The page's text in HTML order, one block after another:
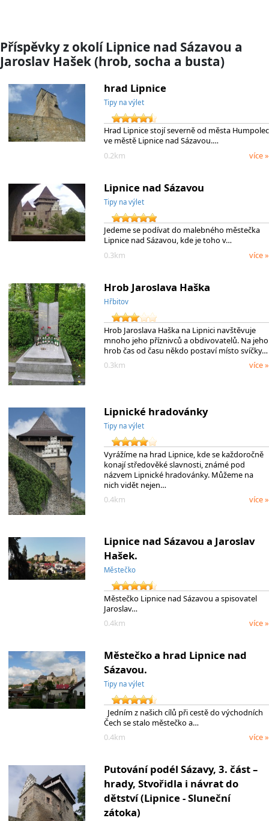
Příspěvky z okolí Lipnice nad Sázavou a
Jaroslav Hašek (hrob, socha a busta)
hrad Lipnice
Tipy na výlet
Hrad Lipnice stojí severně od města Humpolec
ve městě Lipnice nad Sázavou.…
0.2km
více »
Lipnice nad Sázavou
Tipy na výlet
Jedeme se podívat do malebného městečka
Lipnice nad Sázavou, kde je toho v…
0.3km
více »
Hrob Jaroslava Haška
Hřbitov
Hrob Jaroslava Haška na Lipnici navštěvuje
mnoho jeho příznivců a obdivovatelů. Na jeho
hrob čas od času někdo postaví místo svíčky…
0.3km
více »
Lipnické hradovánky
Tipy na výlet
Vyrážíme na hrad Lipnice, kde se každoročně
konají středověké slavnosti, známé pod
názvem Lipnické hradovánky. Můžeme na
nich vidět nejen…
0.4km
více »
Lipnice nad Sázavou a Jaroslav
Hašek.
Městečko
Městečko Lipnice nad Sázavou a spisovatel
Jaroslav…
0.4km
více »
Městečko a hrad Lipnice nad
Sázavou.
Tipy na výlet
Jedním z našich cílů při cestě do východních
Čech se stalo městečko a…
0.4km
více »
Putování podél Sázavy, 3. část –
hrady, Stvořidla i návrat do
dětství (Lipnice - Sluneční
zátoka)